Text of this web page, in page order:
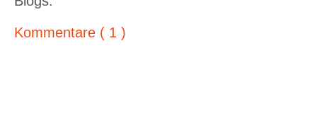
Kommentare ( 1 )